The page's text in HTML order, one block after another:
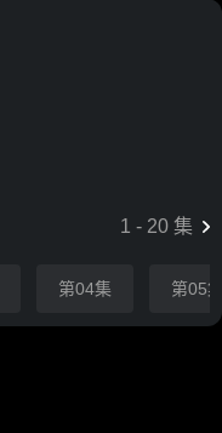
1 - 20 集
第04集 第05